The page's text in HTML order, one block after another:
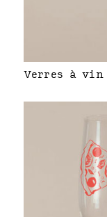
Verres à vin